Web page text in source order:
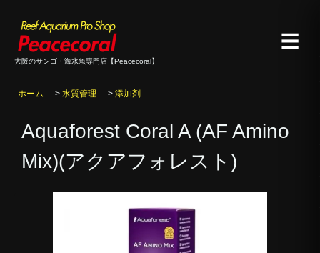
大阪のサンゴ・海水魚専門店【Peacecoral】
☰
ホーム > 水質管理 > 添加剤
Aquaforest Coral A (AF Amino
Mix)(アクアフォレスト)